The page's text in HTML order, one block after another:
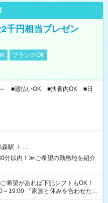
千円相当プレゼン
ブランクOK
～ ■週払いOK ■扶養内OK ■日
森駅 / …
分以内！≫ご希望の勤務地を紹介
みを合わせた
備がしたい」 「できれば残業はし